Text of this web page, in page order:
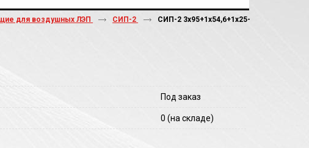
для воздушных ЛЭП СИП-2
СИП-2 3х95+1х54,6+1х25-
Под заказ
0 (на складе)